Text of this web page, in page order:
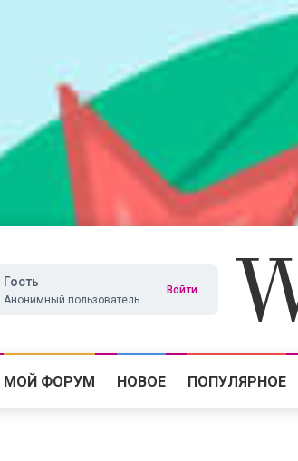
Гость
Анонимный пользователь
Войти
МОЙ ФОРУМ НОВОЕ ПОПУЛЯРНОЕ